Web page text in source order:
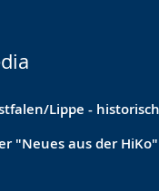
Lippe -
"Neues aus der HiKo"